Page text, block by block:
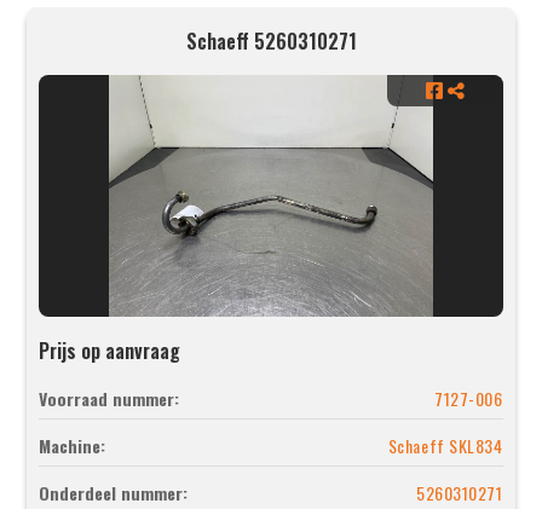
Schaeff 5260310271
Prijs op aanvraag
Voorraad nummer:
7127-006
Machine:
Schaeff SKL834
Onderdeel nummer:
5260310271